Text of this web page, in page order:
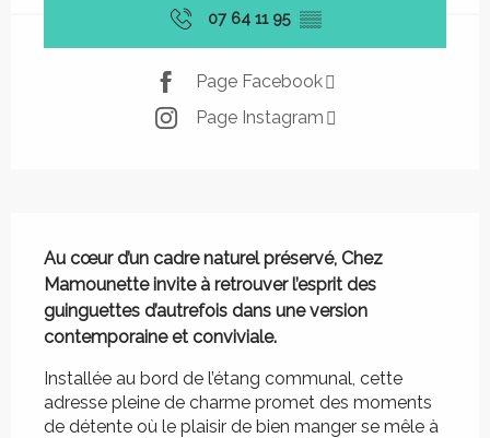
07 64 11 95 ▒▒
Page Facebook
Page Instagram
Au cœur d’un cadre naturel préservé, Chez
Mamounette invite à retrouver l’esprit des
guinguettes d’autrefois dans une version
contemporaine et conviviale.
Installée au bord de l’étang communal, cette
adresse pleine de charme promet des moments
de détente où le plaisir de bien manger se mêle à